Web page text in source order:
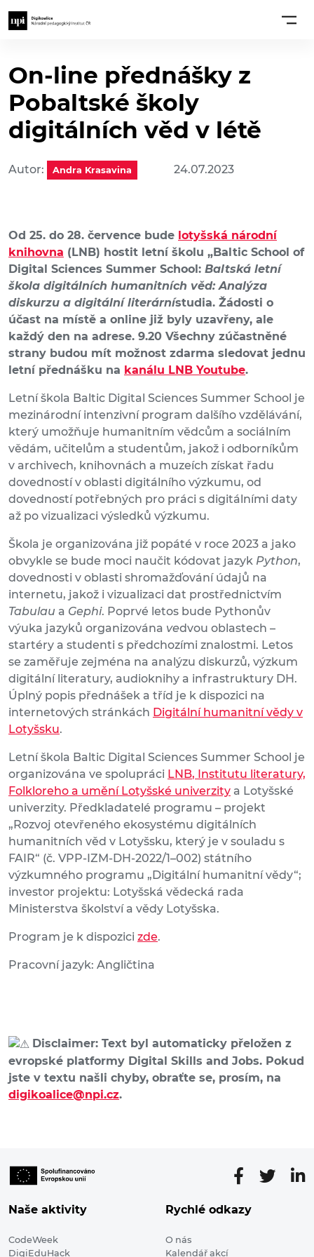
On-line přednášky z
Pobaltské školy
digitálních věd v létě
Autor: Andra Krasavina 24.07.2023
Od 25. do 28. července bude lotyšská národní
knihovna (LNB) hostit letní školu „Baltic School of
Digital Sciences Summer School: Baltská letní
škola digitálních humanitních věd: Analýza
diskurzu a digitální literárnístudia. Žádosti o
účast na místě a online již byly uzavřeny, ale
každý den na adrese. 9.20 Všechny zúčastněné
strany budou mít možnost zdarma sledovat jednu
letní přednášku na kanálu LNB Youtube.
Letní škola Baltic Digital Sciences Summer School je
mezinárodní intenzivní program dalšího vzdělávání,
který umožňuje humanitním vědcům a sociálním
vědám, učitelům a studentům, jakož i odborníkům
v archivech, knihovnách a muzeích získat řadu
dovedností v oblasti digitálního výzkumu, od
dovedností potřebných pro práci s digitálními daty
až po vizualizaci výsledků výzkumu.
Škola je organizována již popáté v roce 2023 a jako
obvykle se bude moci naučit kódovat jazyk Python,
dovednosti v oblasti shromažďování údajů na
internetu, jakož i vizualizaci dat prostřednictvím
Tabulau a Gephi. Poprvé letos bude Pythonův
výuka jazyků organizována vedvou oblastech –
startéry a studenti s předchozími znalostmi. Letos
se zaměřuje zejména na analýzu diskurzů, výzkum
digitální literatury, audioknihy a infrastruktury DH.
Úplný popis přednášek a tříd je k dispozici na
internetových stránkách Digitální humanitní vědy v
Lotyšsku.
Letní škola Baltic Digital Sciences Summer School je
organizována ve spolupráci LNB, Institutu literatury,
Folkloreho a umění Lotyšské univerzity a Lotyšské
univerzity. Předkladatelé programu – projekt
„Rozvoj otevřeného ekosystému digitálních
humanitních věd v Lotyšsku, který je v souladu s
FAIR“ (č. VPP-IZM-DH-2022/1–002) státního
výzkumného programu „Digitální humanitní vědy“;
investor projektu: Lotyšská vědecká rada
Ministerstva školství a vědy Lotyšska.
Program je k dispozici zde.
Pracovní jazyk: Angličtina
Disclaimer: Text byl automaticky přeložen z
evropské platformy Digital Skills and Jobs. Pokud
jste v textu našli chyby, obraťte se, prosím, na
digikoalice@npi.cz.
Naše aktivity
CodeWeek
DigiEduHack
Rychlé odkazy
O nás
Kalendář akcí